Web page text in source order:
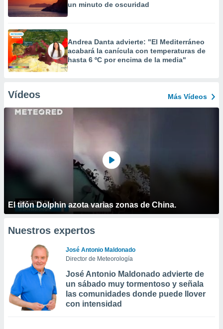
un minuto de oscuridad
Andrea Danta advierte: "El Mediterráneo
acabará la canícula con temperaturas de
hasta 6 ºC por encima de la media"
Vídeos Más Vídeos
El tifón Dolphin azota varias zonas de China.
Nuestros expertos
José Antonio Maldonado
Director de Meteorología
José Antonio Maldonado advierte de
un sábado muy tormentoso y señala
las comunidades donde puede llover
con intensidad